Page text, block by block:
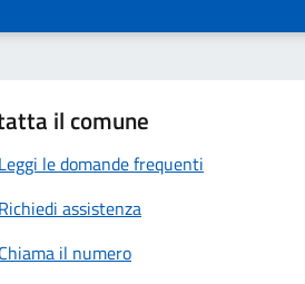
il comune
Leggi le domande frequenti
Richiedi assistenza
Chiama il numero